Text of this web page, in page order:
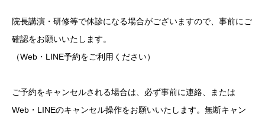
院長講演・研修等で休診になる場合がございますので、事前にご
確認をお願いいたします。
（Web・LINE予約をご利用ください）
ご予約をキャンセルされる場合は、必ず事前に連絡、または
Web・LINEのキャンセル操作をお願いいたします。無断キャン